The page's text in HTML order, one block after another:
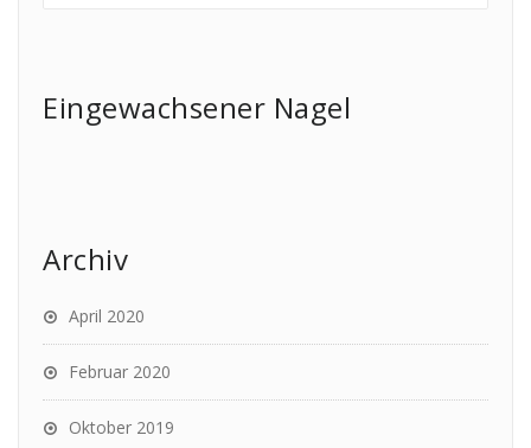
Eingewachsener Nagel
Archiv
April 2020
Februar 2020
Oktober 2019